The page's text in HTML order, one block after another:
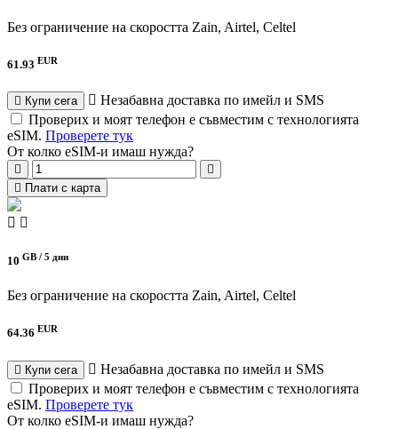
Без ограничение на скоростта Zain, Airtel, Celtel
61.93 EUR
Купи сега
Незабавна доставка по имейл и SMS
Проверих и моят телефон е съвместим с технологията
eSIM. Проверете тук
От колко eSIM-и имаш нужда?
Плати с карта
10 GB / 5 дни
Без ограничение на скоростта Zain, Airtel, Celtel
64.36 EUR
Купи сега
Незабавна доставка по имейл и SMS
Проверих и моят телефон е съвместим с технологията
eSIM. Проверете тук
От колко eSIM-и имаш нужда?